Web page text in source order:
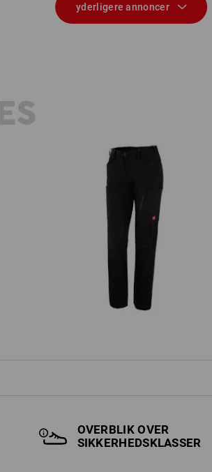
yderligere annoncer
Cargobukser e.s.vision stretch, damer
OVERBLIK OVER
SIKKERHEDSKLASSER